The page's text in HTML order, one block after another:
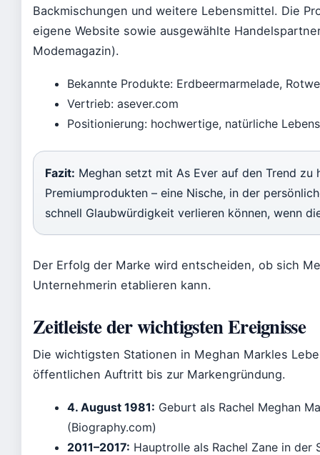
Backmischungen und weitere Lebensmittel. Die
eigene Website sowie ausgewählte
Modemagazin).
Bekannte Produkte: Erdbeermarmelade,
Vertrieb: asever.com
Positionierung: hochwertige, natürliche
Fazit: Meghan setzt mit As Ever auf den Trend zu
Premiumprodukten – eine Nische, in der
schnell Glaubwürdigkeit verlieren können, wenn
Der Erfolg der Marke wird entscheiden, ob sich
Unternehmerin etablieren kann.
Zeitleiste der wichtigsten Ereignisse
Die wichtigsten Stationen in Meghan Markles
öffentlichen Auftritt bis zur Markengründung.
4. August 1981: Geburt als Rachel Meghan
(Biography.com)
2011–2017: Hauptrolle als Rachel Zane in der